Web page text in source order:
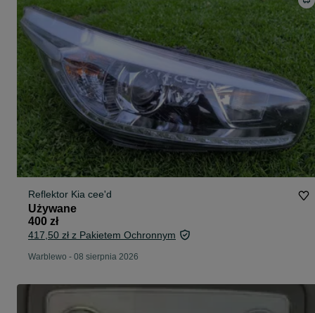
Reflektor Kia cee'd
Używane
400 zł
417,50 zł z Pakietem Ochronnym
Warblewo - 08 sierpnia 2026